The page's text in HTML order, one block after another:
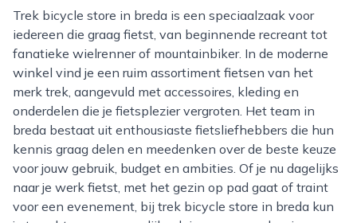
Trek bicycle store in breda is een speciaalzaak voor
iedereen die graag fietst, van beginnende recreant tot
fanatieke wielrenner of mountainbiker. In de moderne
winkel vind je een ruim assortiment fietsen van het
merk trek, aangevuld met accessoires, kleding en
onderdelen die je fietsplezier vergroten. Het team in
breda bestaat uit enthousiaste fietsliefhebbers die hun
kennis graag delen en meedenken over de beste keuze
voor jouw gebruik, budget en ambities. Of je nu dagelijks
naar je werk fietst, met het gezin op pad gaat of traint
voor een evenement, bij trek bicycle store in breda kun